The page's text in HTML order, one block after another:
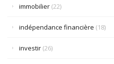
immobilier (22)
indépendance financière (18)
investir (26)